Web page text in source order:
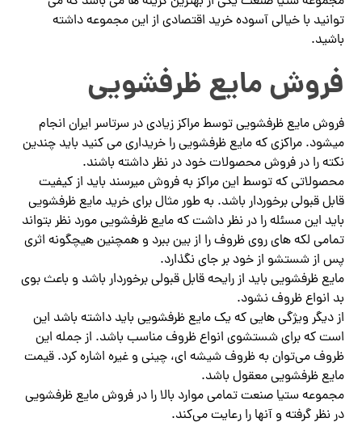
توانید با خیالی آسوده خرید اقتصادی از این مجموعه داشته
باشید.
فروش مایع ظرفشویی
فروش مایع ظرفشویی توسط مراکز زیادی در سرتاسر ایران انجام
میشود. مراکزی که مایع ظرفشویی را خریداری می کنید باید چندین
نکته را در فروش محصولات خود در نظر داشته باشند.
محصولاتی که توسط این مراکز به فروش میرسند باید از کیفیت
قابل قبولی برخوردار باشد. به طور مثال برای خرید مایع ظرفشویی
باید این مسئله را در نظر داشت که مایع ظرفشویی مورد نظر بتواند
تمامی لکه های روی ظروف را از بین ببرد و همچنین هیچگونه اثری
پس از شستشو از خود بر جای نگذارد.
مایع ظرفشویی باید از رایحه قابل قبولی برخوردار باشد و باعث بوی
بد انواع ظروف نشود.
از دیگر ویژگی هایی که یک مایع ظرفشویی باید داشته باشد این
است که برای شستشوی انواع ظروف مناسب باشد. از جمله این
ظروف می‌توان به ظروف شیشه ای، چینی و غیره اشاره کرد. قیمت
مایع ظرفشویی معقول باشد.
مجموعه ستیا صنعت تمامی موارد بالا را در فروش مایع ظرفشویی
در نظر گرفته و آنها را رعایت می‌کند.